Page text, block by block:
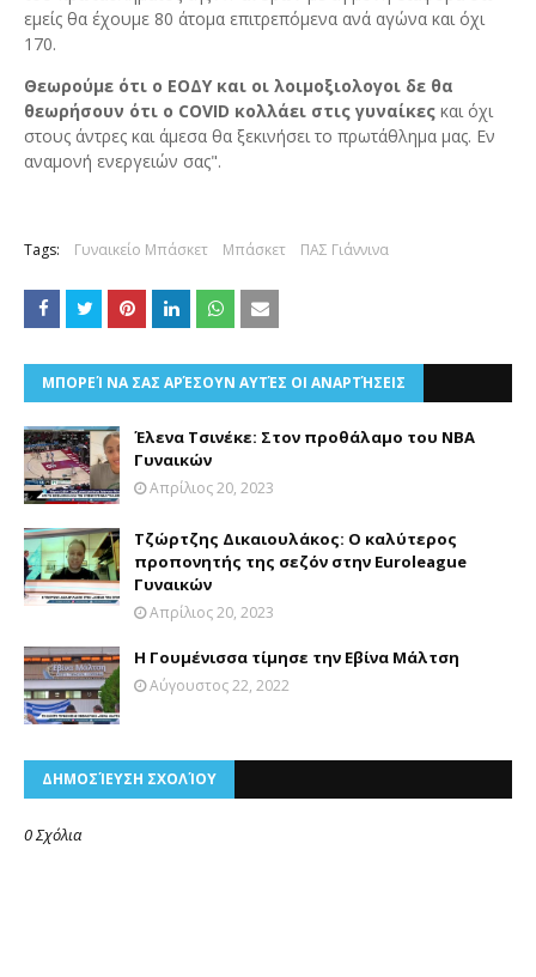
εμείς θα έχουμε 80 άτομα επιτρεπόμενα ανά αγώνα και όχι
170.
Θεωρούμε ότι ο ΕΟΔΥ και οι λοιμοξιολογοι δε θα
θεωρήσουν ότι ο COVID κολλάει στις γυναίκες και όχι
στους άντρες και άμεσα θα ξεκινήσει το πρωτάθλημα μας. Εν
αναμονή ενεργειών σας".
Tags: Γυναικείο Μπάσκετ Μπάσκετ ΠΑΣ Γιάννινα
ΜΠΟΡΕΊ ΝΑ ΣΑΣ ΑΡΈΣΟΥΝ ΑΥΤΈΣ ΟΙ ΑΝΑΡΤΉΣΕΙΣ
Έλενα Τσινέκε: Στον προθάλαμο του ΝΒΑ
Γυναικών
Απρίλιος 20, 2023
Τζώρτζης Δικαιουλάκος: Ο καλύτερος
προπονητής της σεζόν στην Euroleague
Γυναικών
Απρίλιος 20, 2023
H Γουμένισσα τίμησε την Εβίνα Μάλτση
Αύγουστος 22, 2022
ΔΗΜΟΣΊΕΥΣΗ ΣΧΟΛΊΟΥ
0 Σχόλια